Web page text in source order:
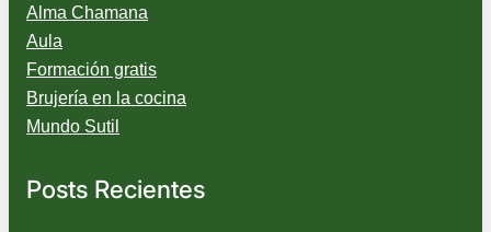
Alma Chamana
Aula
Formación gratis
Brujería en la cocina
Mundo Sutil
Posts Recientes